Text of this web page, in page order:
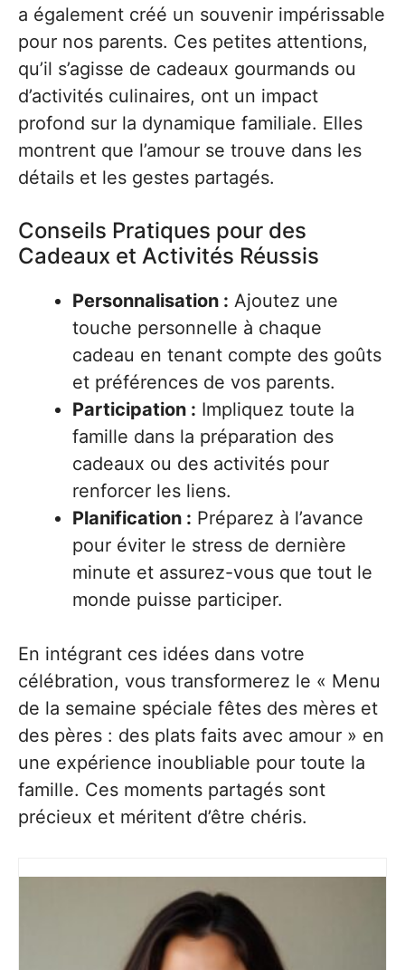
a également créé un souvenir impérissable
pour nos parents. Ces petites attentions,
qu’il s’agisse de cadeaux gourmands ou
d’activités culinaires, ont un impact
profond sur la dynamique familiale. Elles
montrent que l’amour se trouve dans les
détails et les gestes partagés.
Conseils Pratiques pour des
Cadeaux et Activités Réussis
Personnalisation : Ajoutez une
touche personnelle à chaque
cadeau en tenant compte des goûts
et préférences de vos parents.
Participation : Impliquez toute la
famille dans la préparation des
cadeaux ou des activités pour
renforcer les liens.
Planification : Préparez à l’avance
pour éviter le stress de dernière
minute et assurez-vous que tout le
monde puisse participer.
En intégrant ces idées dans votre
célébration, vous transformerez le « Menu
de la semaine spéciale fêtes des mères et
des pères : des plats faits avec amour » en
une expérience inoubliable pour toute la
famille. Ces moments partagés sont
précieux et méritent d’être chéris.